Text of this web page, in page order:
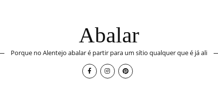
Abalar
Porque no Alentejo abalar é partir para um sítio qualquer que é já ali